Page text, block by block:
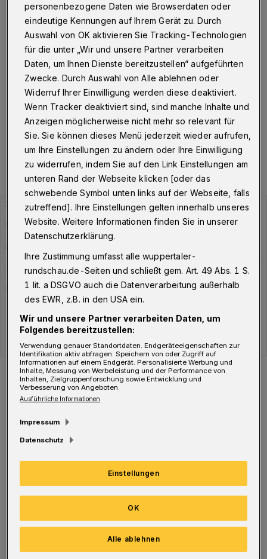
Wuppertal·Am Freitag (7. Januar 2022) um 8.02 Uhr
hat die Stadt Wuppertal insgesamt 2.544 Personen
gemeldet, die aktuell mit dem Corona-Virus infiziert
sind. Der Inzidenzwert liegt bei 510,42, die Zahl der
Neuinfektionen in den vergangenen sieben Tagen bei
1.812.
07.01.2022 , 08:28 Uhr Eine Minute Lesezeit
Der Verlauf der Corona-Fälle in Wuppertal.
Foto: WR
Aktuell befinden sich 4.238 Menschen in
Quarantäne. Davon sind 2.425 Infizierte
(Hinweis: In einigen Fällen, z B. während
einer Isolierung im Krankenhaus, wird keine
Quarantäne angeordnet), 784
Haushaltsangehörige sowie 467 sonstige
personenbezogene Daten wie Browserdaten oder
eindeutige Kennungen auf Ihrem Gerät zu. Durch
Auswahl von OK aktivieren Sie Tracking-Technologien
für die unter „Wir und unsere Partner verarbeiten
Daten, um Ihnen Dienste bereitzustellen“ aufgeführten
Zwecke. Durch Auswahl von Alle ablehnen oder
Widerruf Ihrer Einwilligung werden diese deaktiviert.
Wenn Tracker deaktiviert sind, sind manche Inhalte und
Anzeigen möglicherweise nicht mehr so relevant für
Sie. Sie können dieses Menü jederzeit wieder aufrufen,
um Ihre Einstellungen zu ändern oder Ihre Einwilligung
zu widerrufen, indem Sie auf den Link Einstellungen am
unteren Rand der Webseite klicken [oder das
schwebende Symbol unten links auf der Webseite, falls
zutreffend]. Ihre Einstellungen gelten innerhalb unseres
Website. Weitere Informationen finden Sie in unserer
Datenschutzerklärung.
Ihre Zustimmung umfasst alle wuppertaler-
rundschau.de-Seiten und schließt gem. Art. 49 Abs. 1 S.
1 lit. a DSGVO auch die Datenverarbeitung außerhalb
des EWR, z.B. in den USA ein.
Wir und unsere Partner verarbeiten Daten, um
Folgendes bereitzustellen:
Verwendung genauer Standortdaten. Endgeräteeigenschaften zur
Identifikation aktiv abfragen. Speichern von oder Zugriff auf
Informationen auf einem Endgerät. Personalisierte Werbung und
Inhalte, Messung von Werbeleistung und der Performance von
Inhalten, Zielgruppenforschung sowie Entwicklung und
Verbesserung von Angeboten.
Ausführliche Informationen
Impressum
Datenschutz
Einstellungen
Alle ablehnen
OK